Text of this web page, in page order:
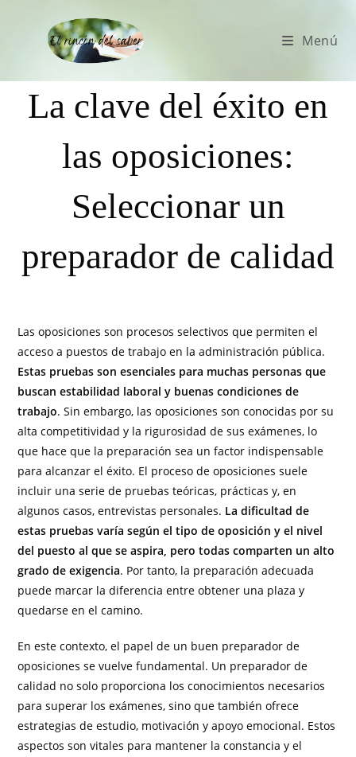
Menú
La clave del éxito en
las oposiciones:
Seleccionar un
preparador de calidad
Las oposiciones son procesos selectivos que permiten el
acceso a puestos de trabajo en la administración pública.
Estas pruebas son esenciales para muchas personas que
buscan estabilidad laboral y buenas condiciones de
trabajo. Sin embargo, las oposiciones son conocidas por su
alta competitividad y la rigurosidad de sus exámenes, lo
que hace que la preparación sea un factor indispensable
para alcanzar el éxito. El proceso de oposiciones suele
incluir una serie de pruebas teóricas, prácticas y, en
algunos casos, entrevistas personales. La dificultad de
estas pruebas varía según el tipo de oposición y el nivel
del puesto al que se aspira, pero todas comparten un alto
grado de exigencia. Por tanto, la preparación adecuada
puede marcar la diferencia entre obtener una plaza y
quedarse en el camino.
En este contexto, el papel de un buen preparador de
oposiciones se vuelve fundamental. Un preparador de
calidad no solo proporciona los conocimientos necesarios
para superar los exámenes, sino que también ofrece
estrategias de estudio, motivación y apoyo emocional. Estos
aspectos son vitales para mantener la constancia y el